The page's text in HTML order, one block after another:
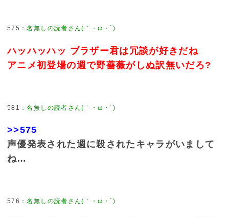
575 ：名無しの読者さん(｀・ω・´)
ハッハッハッ ブラザー君は冗談が好きだね
アニメ初登場の週で野薔薇がしぬ訳無いだろ?
581 ：名無しの読者さん(｀・ω・´)
>>575
声優発表された週に殺されたキャラがいまして
ね…
576 ：名無しの読者さん(｀・ω・´)